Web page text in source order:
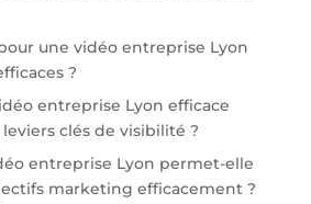
une vidéo entreprise Lyon
?
entreprise Lyon efficace
clés de visibilité ?
entreprise Lyon permet-elle
marketing efficacement ?